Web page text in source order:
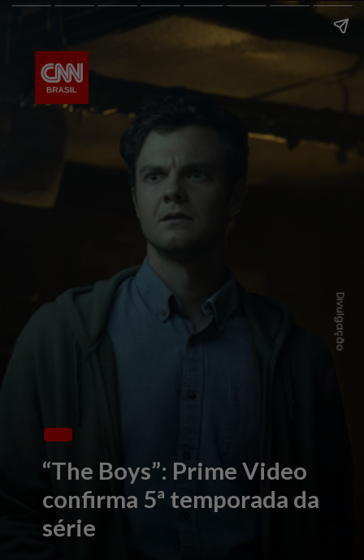
“The Boys”: Prime Video
confirma 5ª temporada da
série
Divulgação